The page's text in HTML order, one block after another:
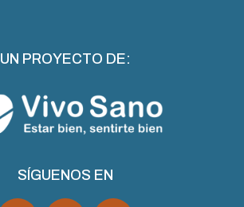
UN PROYECTO DE:
SÍGUENOS EN